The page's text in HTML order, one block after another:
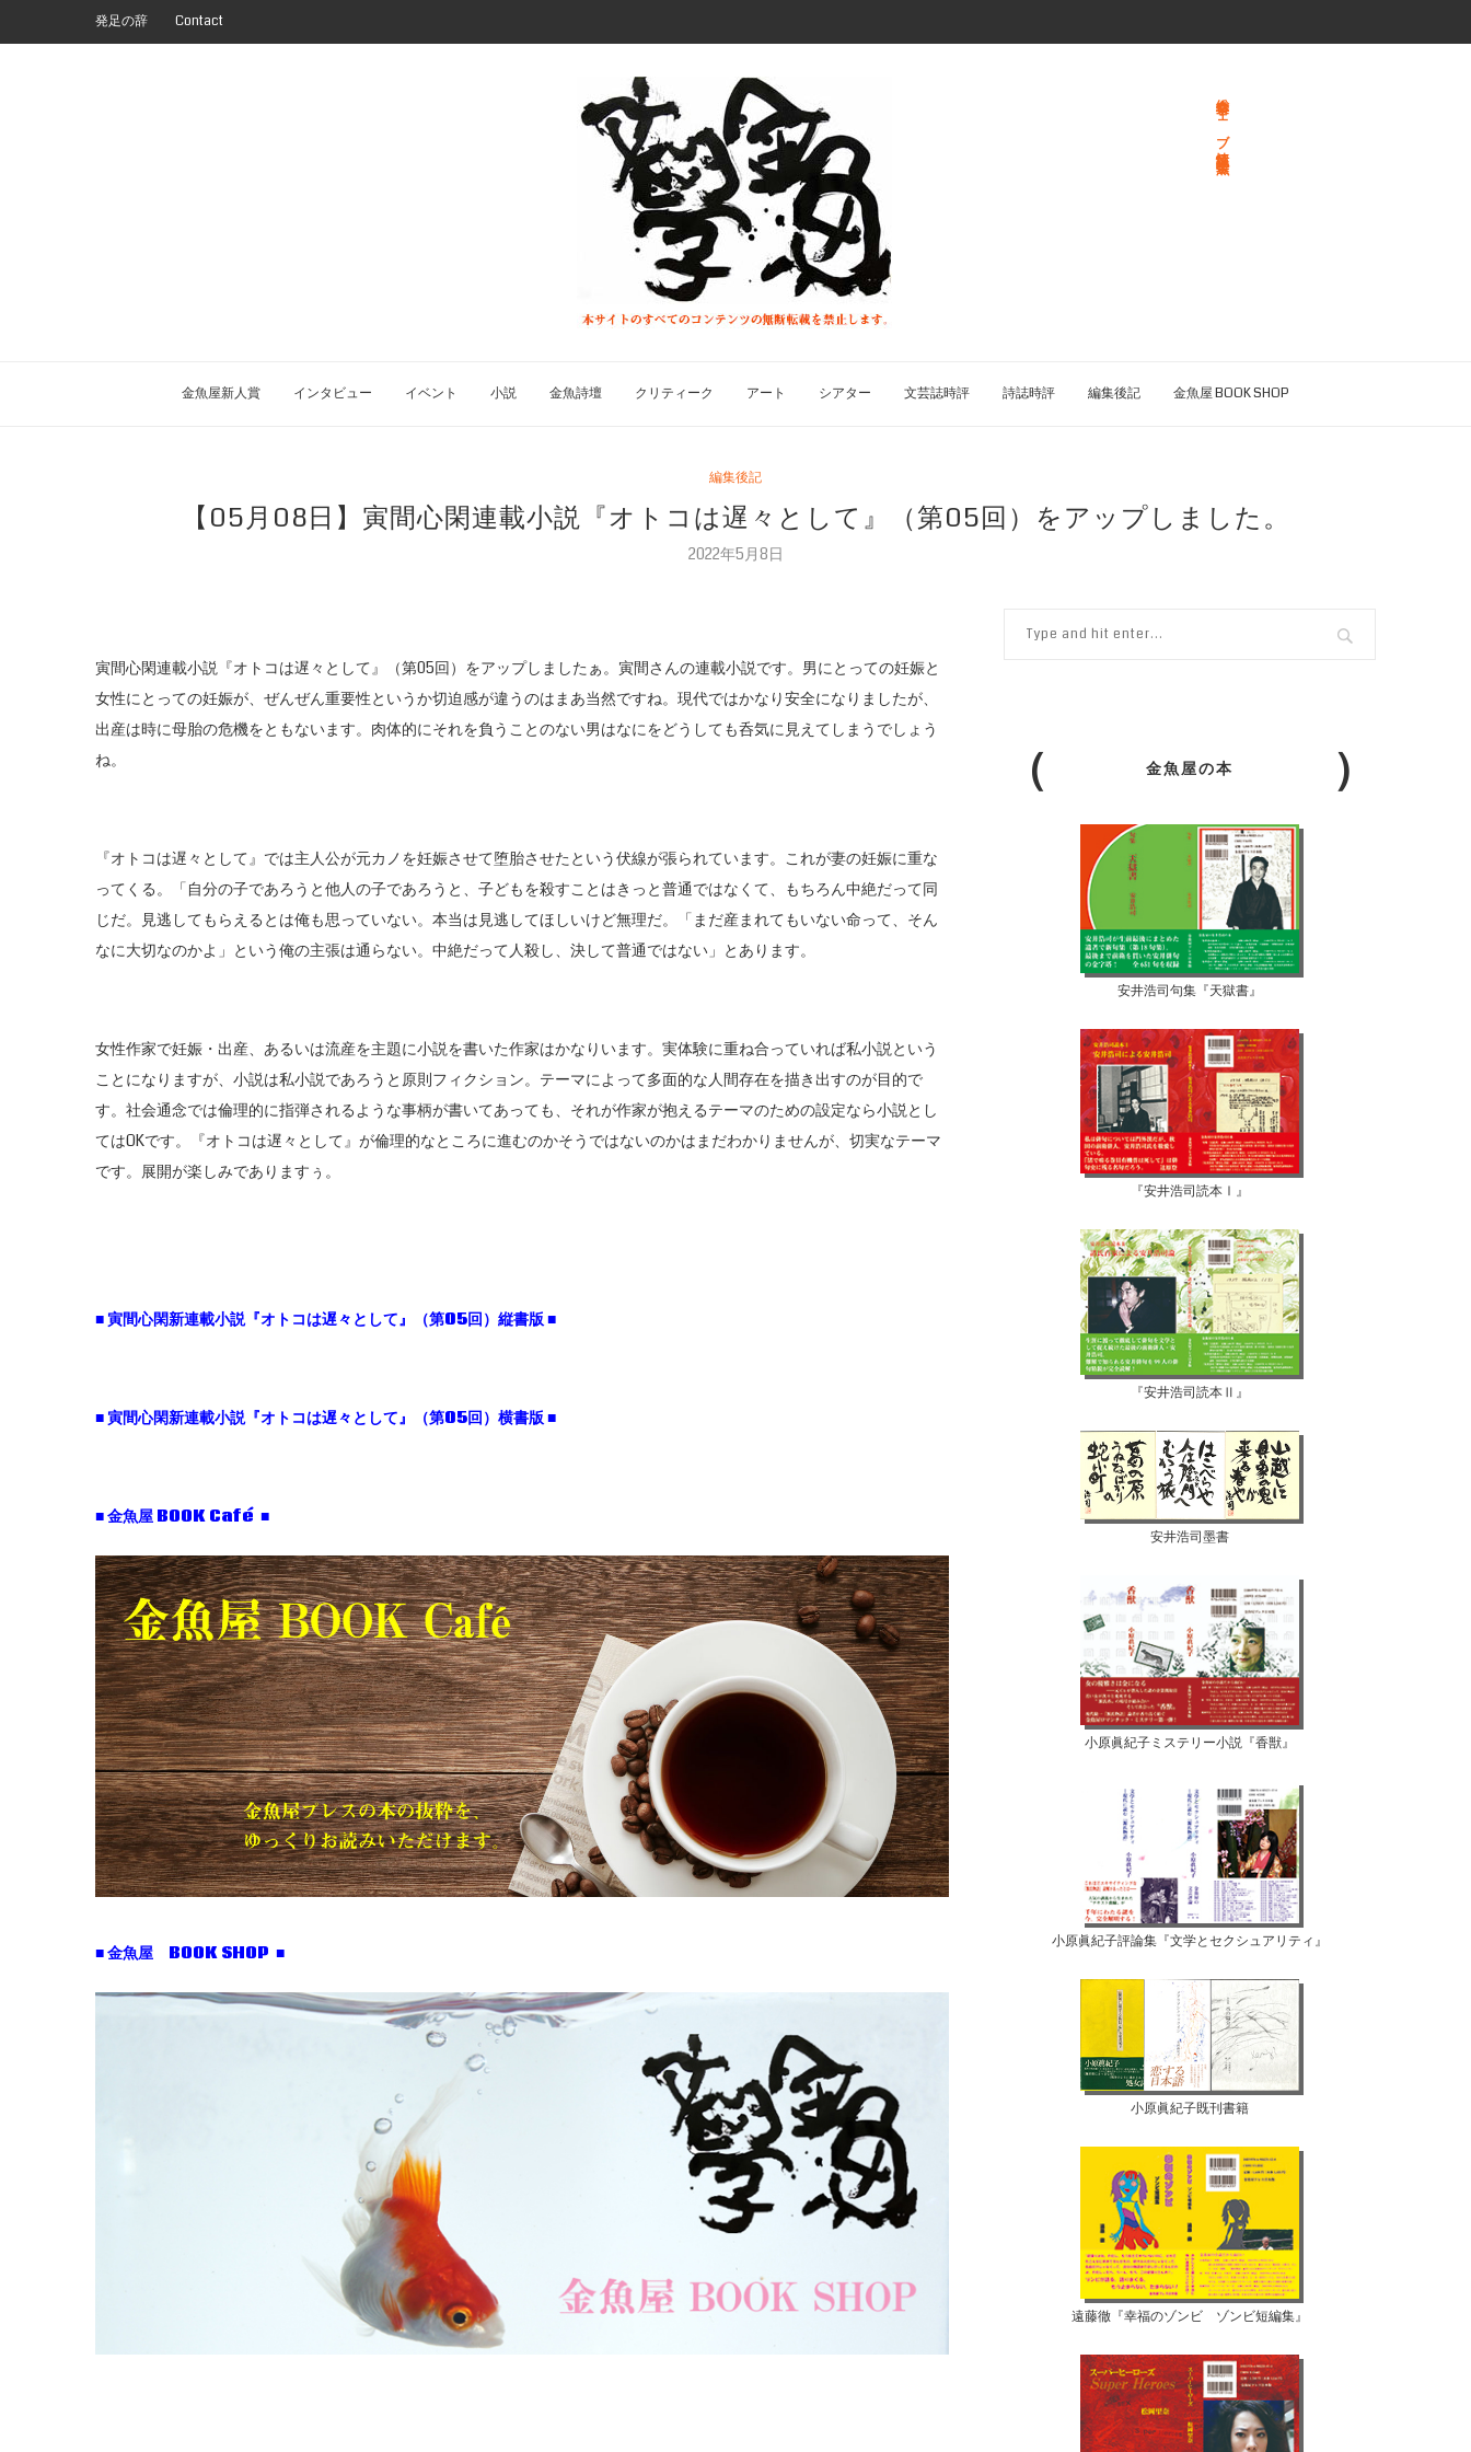
発足の辞 Contact
総合文学ウェブ情報誌 文学金魚
金魚屋新人賞 インタビュー イベント 小説 金魚詩壇 クリティーク アート シアター 文芸誌時評 詩誌時評 編集後記 金魚屋 BOOK SHOP
編集後記
【05月08日】寅間心閑連載小説『オトコは遅々として』（第05回）をアップしました。
2022年5月8日
寅間心閑連載小説『オトコは遅々として』（第05回）をアップしましたぁ。寅間さんの連載小説です。男にとっての妊娠と
女性にとっての妊娠が、ぜんぜん重要性というか切迫感が違うのはまあ当然ですね。現代ではかなり安全になりましたが、
出産は時に母胎の危機をともないます。肉体的にそれを負うことのない男はなにをどうしても呑気に見えてしまうでしょう
ね。
『オトコは遅々として』では主人公が元カノを妊娠させて堕胎させたという伏線が張られています。これが妻の妊娠に重な
ってくる。「自分の子であろうと他人の子であろうと、子どもを殺すことはきっと普通ではなくて、もちろん中絶だって同
じだ。見逃してもらえるとは俺も思っていない。本当は見逃してほしいけど無理だ。「まだ産まれてもいない命って、そん
なに大切なのかよ」という俺の主張は通らない。中絶だって人殺し、決して普通ではない」とあります。
女性作家で妊娠・出産、あるいは流産を主題に小説を書いた作家はかなりいます。実体験に重ね合っていれば私小説という
ことになりますが、小説は私小説であろうと原則フィクション。テーマによって多面的な人間存在を描き出すのが目的で
す。社会通念では倫理的に指弾されるような事柄が書いてあっても、それが作家が抱えるテーマのための設定なら小説とし
てはOKです。『オトコは遅々として』が倫理的なところに進むのかそうではないのかはまだわかりませんが、切実なテーマ
です。展開が楽しみでありますぅ。
■ 寅間心閑新連載小説『オトコは遅々として』（第05回）縦書版 ■
■ 寅間心閑新連載小説『オトコは遅々として』（第05回）横書版 ■
■ 金魚屋 BOOK Café ■
■ 金魚屋 BOOK SHOP ■
金魚屋の本
安井浩司句集『天獄書』
『安井浩司読本Ⅰ』
『安井浩司読本Ⅱ』
安井浩司墨書
小原眞紀子ミステリー小説『香獣』
小原眞紀子評論集『文学とセクシュアリティ』
小原眞紀子既刊書籍
遠藤徹『幸福のゾンビ ゾンビ短編集』